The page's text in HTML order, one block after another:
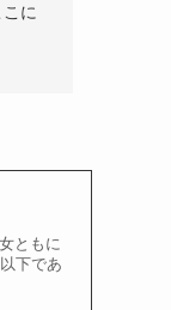
に
ともに
下であ